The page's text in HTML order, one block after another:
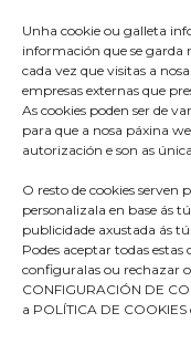
Unha cookie ou galleta
información que se garda
cada vez que visitas a
empresas externas que
As cookies poden ser de
para que a nosa páxina
autorización e son as
O resto de cookies serven
personalizala en base ás
publicidade axustada ás
Podes aceptar todas
configuralas ou rechazar
CONFIGURACIÓN DE
a POLÍTICA DE
Praza do
Telf: